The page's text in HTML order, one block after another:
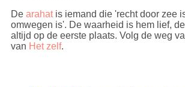
De arahatis iemand die 'recht door zee
omwegen is'. De waarheid is hem lief,
altijd op de eerste plaats. Volg de weg
van Het zelf.